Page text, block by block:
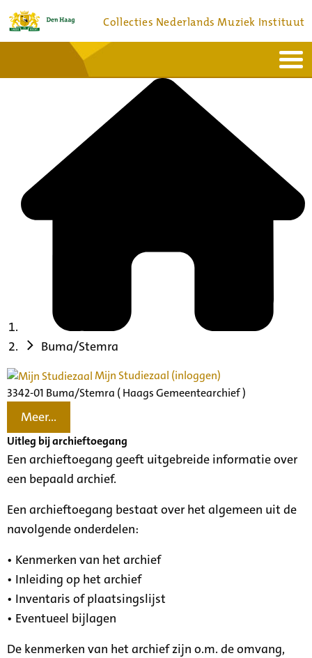
Collecties Nederlands Muziek Instituut
Bronnen en collecties
Buma/Stemra
Mijn Studiezaal (inloggen)
3342-01 Buma/Stemra ( Haags Gemeentearchief )
Meer...
Uitleg bij archieftoegang
Een archieftoegang geeft uitgebreide informatie over
een bepaald archief.
Een archieftoegang bestaat over het algemeen uit de
navolgende onderdelen:
• Kenmerken van het archief
• Inleiding op het archief
• Inventaris of plaatsingslijst
• Eventueel bijlagen
De kenmerken van het archief zijn o.m. de omvang,